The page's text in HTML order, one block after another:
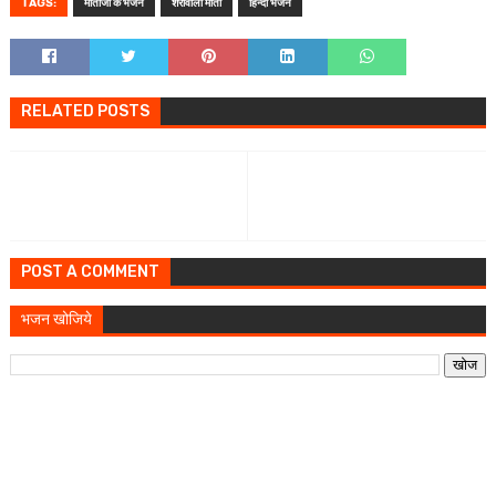
TAGS: माताजी के भजन शेरावाली माता हिन्दी भजन
RELATED POSTS
POST A COMMENT
भजन खोजिये